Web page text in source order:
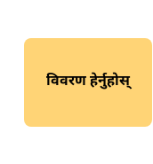
विवरण हेर्नुहोस्